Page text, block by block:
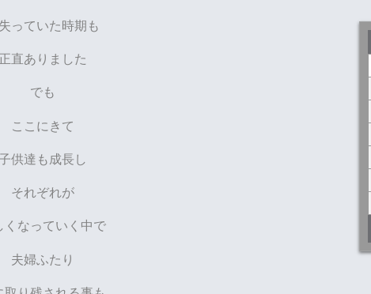
っていた時期も
直ありました
でも
ここにきて
供達も成長し
それぞれが
くなっていく中で
夫婦ふたり